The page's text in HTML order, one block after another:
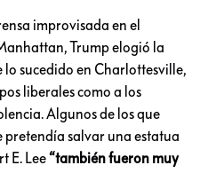
improvisada en el
Trump elogió la
sucedido en Charlottesville,
liberales como a los
Algunos de los que
salvar una estatua
E. Lee“también fueron muy